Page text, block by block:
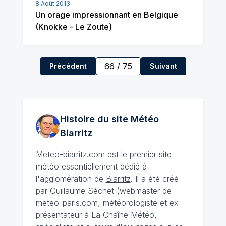
8 Août 2013
Un orage impressionnant en Belgique
(Knokke - Le Zoute)
Précédent 66 / 75 Suivant
Histoire du site Météo
Biarritz
Meteo-biarritz.com est le premier site
météo essentiellement dédié à
l'agglomération de Biarritz. Il a été créé
par Guillaume Séchet (webmaster de
meteo-paris.com, météorologiste et ex-
présentateur à La Chaîne Météo,